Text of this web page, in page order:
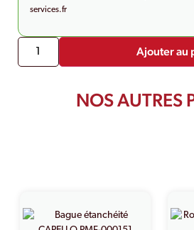
services.fr
Ajouter au
NOS AUTRES